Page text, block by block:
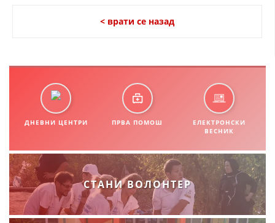
ОРГАНИЗАЦИЈА И РАЗВОЈ
РАКОВОДЕН ОДБОР
СОБРАНИЕ
ДИСЕМИНАЦИЈА
MЕЃУНАРОДНО ХУМАНИТАРНО ПРАВО
ПРОМОЦИЈА НА ХУМАНИ ВРЕДНОСТИ
< врати се назад
ДНЕВНИ ЦЕНТРИ ПРВА ПОМОШ
ЕЛЕКТРОНСКИ
ВЕСНИК
СТАНИ ВОЛОНТЕР